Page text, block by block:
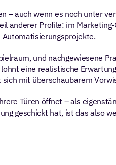
auch wenn es noch unter
anderer Profile: im
und nachgewiesene
eine realistische
mit überschaubarem
Türen öffnet – als
geschickt hat, ist das also